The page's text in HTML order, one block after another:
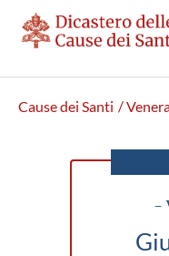
Cause dei Santi /
-